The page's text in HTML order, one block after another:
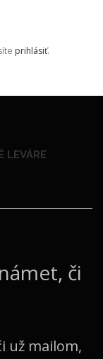
prihlásiť.
LEVÁRE
či
už mailom,